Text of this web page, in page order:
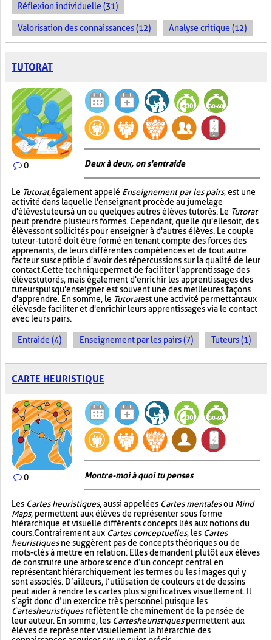
Réflexion individuelle (31)
Valorisation des connaissances (12) Analyse critique (12)
TUTORAT
0 Deux à deux, on s'entraide
Le Tutorat, également appelé Enseignement par les pairs, est une
activité dans laquelle l'enseignant procède au jumelage
d'élèves tuteurs à un ou quelques autres élèves tutorés. Le Tutorat
peut prendre plusieurs formes. Cependant, quelle qu'elle soit, des
élèves sont sollicités pour enseigner à d'autres élèves. Le couple
tuteur-tutoré doit être formé en tenant compte des forces des
apprenants, de leurs différentes compétences et de tout autre
facteur susceptible d'avoir des répercussions sur la qualité de leur
contact. Cette technique permet de faciliter l'apprentissage des
élèves tutorés, mais également d'enrichir les apprentissages des
tuteurs puisqu'enseigner est souvent une des meilleures façons
d'apprendre. En somme, le Tutoratest une activité permettant aux
élèves de faciliter et d'enrichir leurs apprentissages via le contact
avec leurs pairs.
Entraide (4) Enseignement par les pairs (7) Tuteurs (1)
CARTE HEURISTIQUE
0 Montre-moi à quoi tu penses
Les Cartes heuristiques, aussi appelées Cartes mentalesou Mind
Maps, permettent aux élèves de représenter sous forme
hiérarchique et visuelle différents concepts liés aux notions du
cours. Contrairement aux Cartes conceptuelles, les Cartes
heuristiquesne suggèrent pas de concepts théoriques ou de
mots-clés à mettre en relation. Elles demandent plutôt aux élèves
de construire une arborescence d’un concept central en
représentant hiérarchiquement les termes ou les images qui y
sont associés. D’ailleurs, l’utilisation de couleurs et de dessins
peut aider à rendre les cartes plus significatives visuellement. Il
s’agit donc d’un exercice très personnel puisque les
Cartes heuristiquesreflètent le cheminement de la pensée de
leur auteur. En somme, les Cartes heuristiquespermettent aux
élèves de représenter visuellement la hiérarchie des